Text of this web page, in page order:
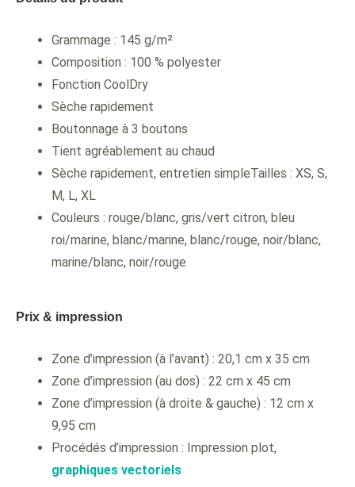
Grammage : 145 g/m²
Composition : 100 % polyester
Fonction CoolDry
Sèche rapidement
Boutonnage à 3 boutons
Tient agréablement au chaud
Sèche rapidement, entretien simpleTailles : XS, S,
M, L, XL
Couleurs : rouge/blanc, gris/vert citron, bleu
roi/marine, blanc/marine, blanc/rouge, noir/blanc,
marine/blanc, noir/rouge
Prix & impression
Zone d’impression (à l’avant) : 20,1 cm x 35 cm
Zone d’impression (au dos) : 22 cm x 45 cm
Zone d’impression (à droite & gauche) : 12 cm x
9,95 cm
Procédés d’impression : Impression plot,
graphiques vectoriels